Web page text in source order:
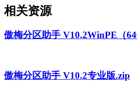
相关资源
傲梅分区助手 V10.2WinPE（
傲梅分区助手 V10.2专业版.zip